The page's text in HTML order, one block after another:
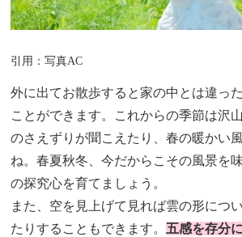
引用：写真AC
外に出てお散歩すると家の中とは違っ
ことができます。これからの季節は沢
のさえずりが聞こえたり、春の暖かい
ね。春夏秋冬、今だからこその風景を
の探究心を育てましょう。
また、空を見上げて見れば雲の形につ
たりすることもできます。 五感を存分